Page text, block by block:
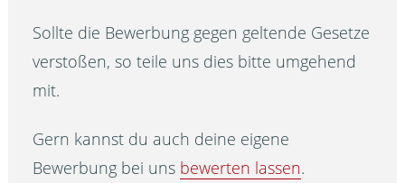
Sollte die Bewerbung gegen geltende Gesetze
verstoßen, so teile uns dies bitte umgehend
mit.
Gern kannst du auch deine eigene
Bewerbung bei uns bewerten lassen.